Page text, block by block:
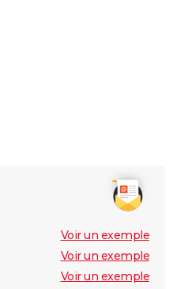
Voir un exemple
Voir un exemple
Voir un exemple